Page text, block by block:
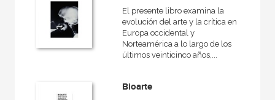
Filosofía y crítica de la cultura
Contemporánea
Filosofía política
El presente libro examina la
evolución del arte y la crítica en
Europa occidental y
Norteamérica a lo largo de los
últimos veinticinco años,...
Bioarte